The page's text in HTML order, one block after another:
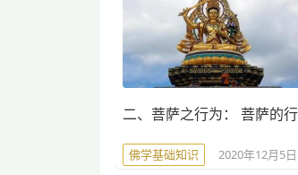
二、菩萨之行为： 菩萨的
佛学基础知识 2020年12月5日